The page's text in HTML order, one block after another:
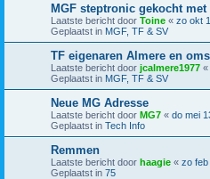
MGF steptronic gekocht
Laatste bericht door Toine « zo okt
Geplaatst in MGF, TF & SV
TF eigenaren Almere en
Laatste bericht door jcalmere1977 «
Geplaatst in MGF, TF & SV
Neue MG Adresse
Laatste bericht door MG7 « do mei
Geplaatst in Tech Info
Remmen
Laatste bericht door haagie « zo feb
Geplaatst in 75